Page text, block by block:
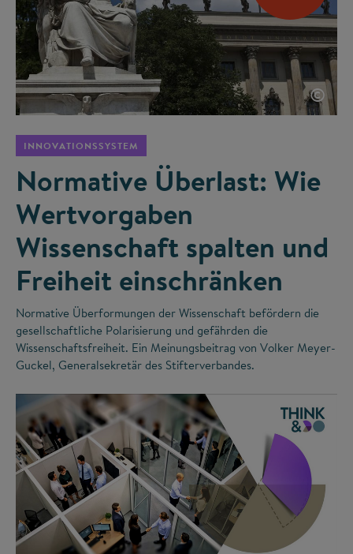
©
INNOVATIONSSYSTEM
Normative Überlast: Wie
Wertvorgaben
Wissenschaft spalten und
Freiheit einschränken
Normative Überformungen der Wissenschaft befördern die
gesellschaftliche Polarisierung und gefährden die
Wissenschaftsfreiheit. Ein Meinungsbeitrag von Volker Meyer-
Guckel, Generalsekretär des Stifterverbandes.